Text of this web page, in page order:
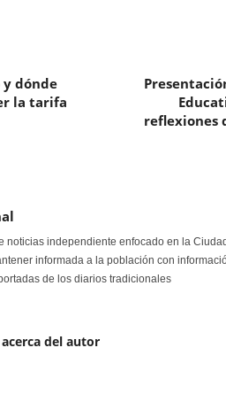
y dónde
la tarifa
reflexiones
noticias independiente enfocado en la
informada a la población con
de los diarios tradicionales
acerca del autor